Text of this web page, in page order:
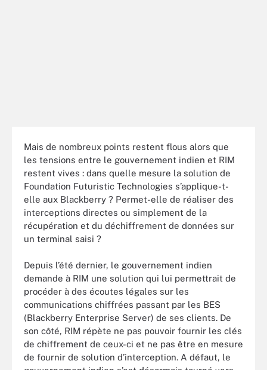
Mais de nombreux points restent flous alors que
les tensions entre le gouvernement indien et RIM
restent vives : dans quelle mesure la solution de
Foundation Futuristic Technologies s’applique-t-
elle aux Blackberry ? Permet-elle de réaliser des
interceptions directes ou simplement de la
récupération et du déchiffrement de données sur
un terminal saisi ?
Depuis l’été dernier, le gouvernement indien
demande à RIM une solution qui lui permettrait de
procéder à des écoutes légales sur les
communications chiffrées passant par les BES
(Blackberry Enterprise Server) de ses clients. De
son côté, RIM répète ne pas pouvoir fournir les clés
de chiffrement de ceux-ci et ne pas être en mesure
de fournir de solution d’interception. A défaut, le